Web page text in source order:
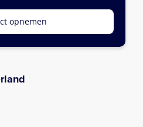
opnemen